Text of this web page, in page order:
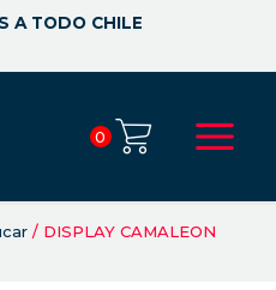
A TODO CHILE
0
/ DISPLAY CAMALEON